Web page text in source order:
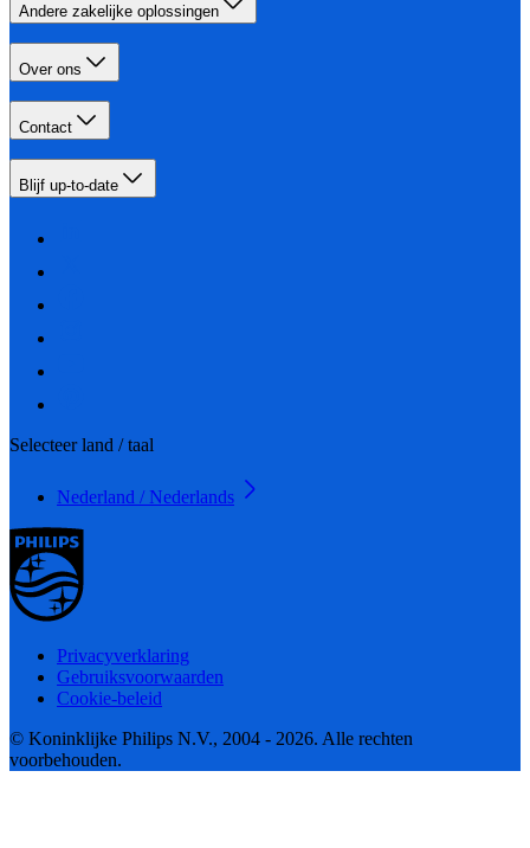
Andere zakelijke oplossingen
Over ons
Contact
Blijf up-to-date
Selecteer land / taal
Nederland / Nederlands
Privacyverklaring
Gebruiksvoorwaarden
Cookie-beleid
© Koninklijke Philips N.V., 2004 - 2026. Alle rechten
voorbehouden.